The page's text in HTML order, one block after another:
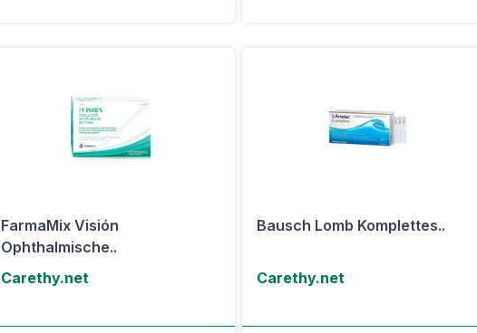
FarmaMix Visión
Ophthalmische..
Carethy.net
Bausch Lomb Komplettes..
Carethy.net